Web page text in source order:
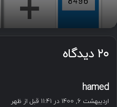
۲۰ دیدگاه
hamed
ف اردیبهشت ۶, ۱۴۰۰ در ۱۱:۴۱ قبل از ظهر